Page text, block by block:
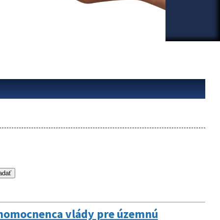
vlády pre územnú